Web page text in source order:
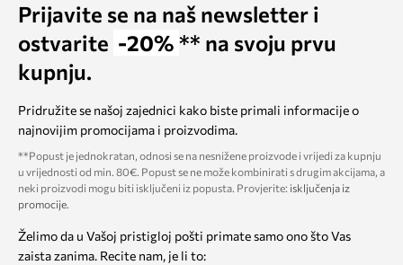
Prijavite se na naš newsletter i
ostvarite -20% ** na svoju prvu
kupnju.
Pridružite se našoj zajednici kako biste primali informacije o
najnovijim promocijama i proizvodima.
**Popust je jednokratan, odnosi se na nesnižene proizvode i vrijedi za kupnju
u vrijednosti od min. 80€. Popust se ne može kombinirati s drugim akcijama, a
neki proizvodi mogu biti isključeni iz popusta. Provjerite: isključenja iz
promocije.
Želimo da u Vašoj pristigloj pošti primate samo ono što Vas
zaista zanima. Recite nam, je li to: